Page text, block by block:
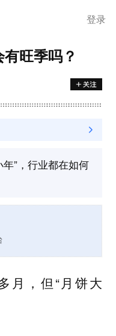
登录
旺季吗？
”，行业都在如何
月，但“月饼大